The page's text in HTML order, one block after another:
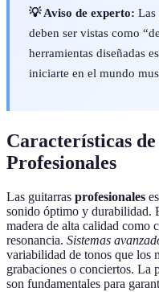
💡 Aviso de experto: Las
deben ser vistas como
herramientas diseñadas
iniciarte en el mundo
Características
Profesionales
Las guitarras profesionales
sonido óptimo y durabilidad.
madera de alta calidad como
resonancia. Sistemas
variabilidad de tonos que los
grabaciones o conciertos. La
son fundamentales para